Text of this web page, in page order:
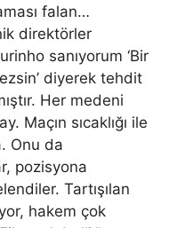
falan…
direktörler
sanıyorum ‘Bir
diyerek tehdit
Her medeni
Maçın sıcaklığı ile
Onu da
pozisyona
Tartışılan
hakem çok